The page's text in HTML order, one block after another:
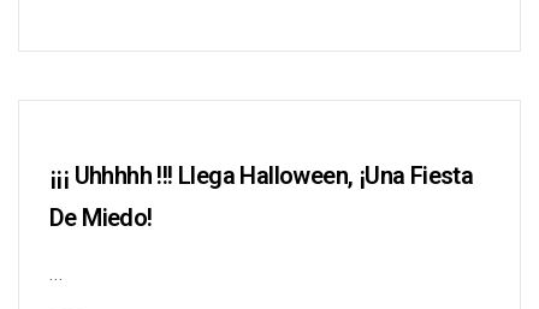
¡¡¡ Uhhhhh !!! Llega Halloween, ¡una Fiesta
De Miedo!
…